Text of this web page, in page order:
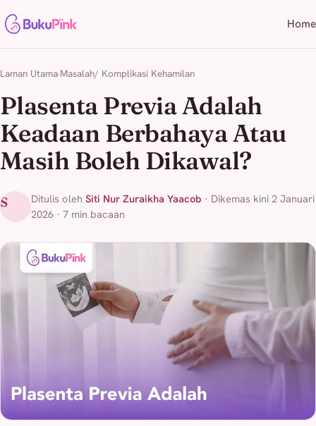
Home
Laman Utama Masalah/ Komplikasi Kehamilan
Plasenta Previa Adalah
Keadaan Berbahaya Atau
Masih Boleh Dikawal?
S Ditulis oleh Siti Nur Zuraikha Yaacob · Dikemas kini 2 Januari
2026 · 7 min bacaan